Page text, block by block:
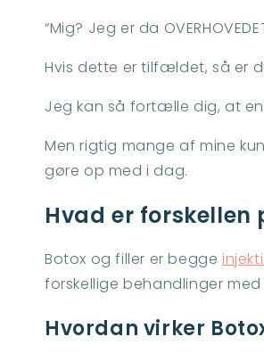
“Mig? Jeg er da
Hvis dette er tilfældet, så er
Jeg kan så fortælle dig, at
Men rigtig mange af mine
gøre op med i dag.
Hvad er forskellen
Botox og filler er begge
forskellige behandlinger
Hvordan virker